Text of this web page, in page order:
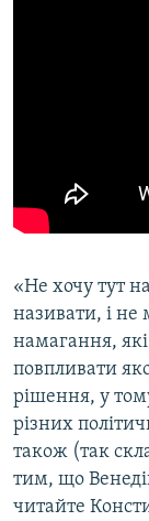
«Не хочу тут
називати, і не
намагання, які
повпливати
рішення, у
різних
також (так
тим, що
читайте